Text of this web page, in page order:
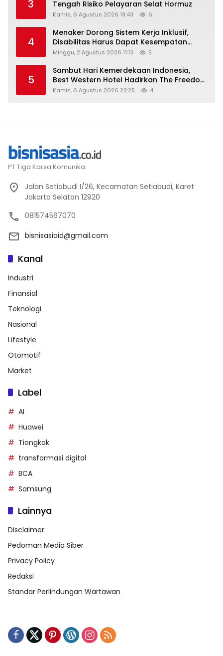
3
Tengah Risiko Pelayaran Selat Hormuz
Kamis, 6 Agustus 2026 19:43 6
4
Menaker Dorong Sistem Kerja Inklusif,
Disabilitas Harus Dapat Kesempatan
Setara
Minggu, 2 Agustus 2026 11:13 5
5
Sambut Hari Kemerdekaan Indonesia,
Best Western Hotel Hadirkan The Freedom
Stay Diskon Hingga 45%
Kamis, 6 Agustus 2026 22:25 4
PT Tiga Karsa Komunika.
Jalan Setiabudi I/26, Kecamatan Setiabudi, Karet
Jakarta Selatan 12920
081574567070
bisnisasiaid@gmail.com
Kanal
Industri
Finansial
Teknologi
Nasional
Lifestyle
Otomotif
Market
Label
AI
Huawei
Tiongkok
transformasi digital
BCA
Samsung
Lainnya
Disclaimer
Pedoman Media Siber
Privacy Policy
Redaksi
Standar Perlindungan Wartawan